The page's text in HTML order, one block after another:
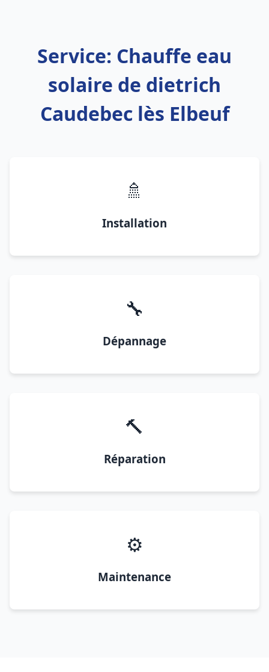
Service: Chauffe eau
solaire de dietrich
Caudebec lès Elbeuf
🚿
Installation
🔧
Dépannage
🔨
Réparation
⚙️
Maintenance